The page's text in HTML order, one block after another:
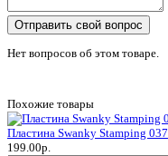
Отправить свой вопрос
Нет вопросов об этом товаре.
Похожие товары
Пластина Swanky Stamping 037
199.00р.